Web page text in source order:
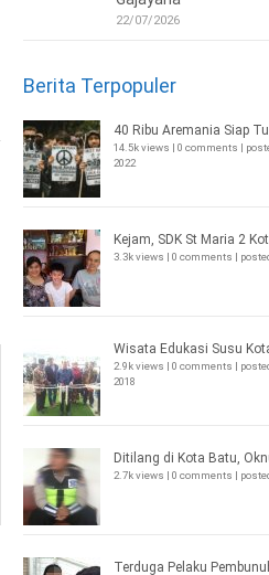
22/07/2026
Berita Terpopuler
40 Ribu Aremania Siap
14.5k views | 0 comments |
2022
Kejam, SDK St Maria 2
3.3k views | 0 comments |
Wisata Edukasi Susu
2.9k views | 0 comments |
2018
Ditilang di Kota Batu,
2.7k views | 0 comments |
Terduga Pelaku